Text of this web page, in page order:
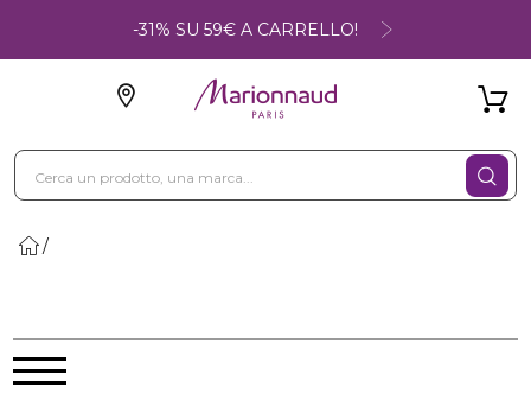
-31% SU 59€ A CARRELLO!